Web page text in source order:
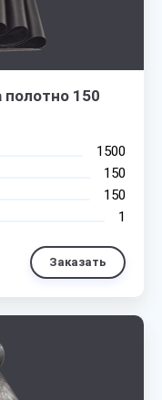
полотно 150
1500
150
150
1
Заказать